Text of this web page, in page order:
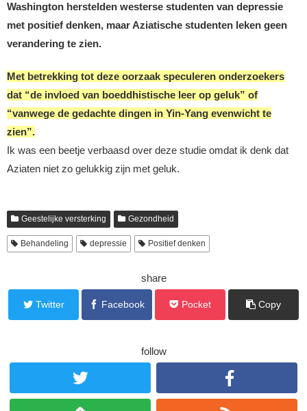
Washington herstelden westerse studenten van depressie
met positief denken, maar Aziatische studenten leken geen
verandering te zien.
Met betrekking tot deze oorzaak speculeren onderzoekers
dat “de invloed van boeddhistische leer op geluk” of
“vanwege de gedachte dingen in Yin-Yang evenwicht te
zien”.
Ik was een beetje verbaasd over deze studie omdat ik denk dat
Aziaten niet zo gelukkig zijn met geluk.
Geestelijke versterking Gezondheid
Behandeling depressie Positief denken
share
Twitter Facebook Pocket Copy
follow